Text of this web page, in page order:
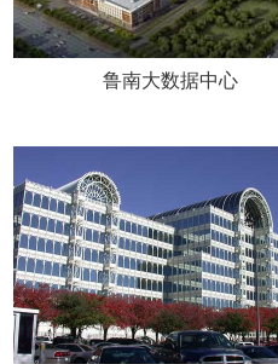
鲁南大数据中心